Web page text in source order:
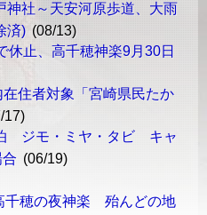
神社～天安河原歩道、大雨
済)(08/13)
休止、高千穂神楽9月30日
住者対象「宮崎県民たか
17)
ジモ・ミヤ・タビ キャ
(06/19)
千穂の夜神楽 殆んどの地